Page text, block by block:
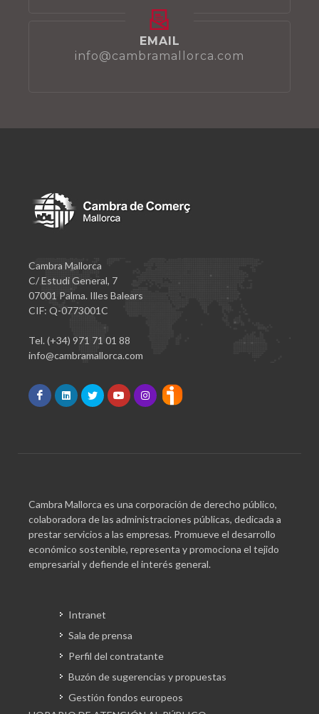
EMAIL
info@cambramallorca.com
Cambra Mallorca
C/ Estudi General, 7
07001 Palma. Illes Balears
CIF: Q-0773001C
Tel. (+34) 971 71 01 88
info@cambramallorca.com
Cambra Mallorca es una corporación de derecho público,
colaboradora de las administraciones públicas, dedicada a
prestar servicios a las empresas. Promueve el desarrollo
económico sostenible, representa y promociona el tejido
empresarial y defiende el interés general.
Intranet
Sala de prensa
Perfil del contratante
Buzón de sugerencias y propuestas
Gestión fondos europeos